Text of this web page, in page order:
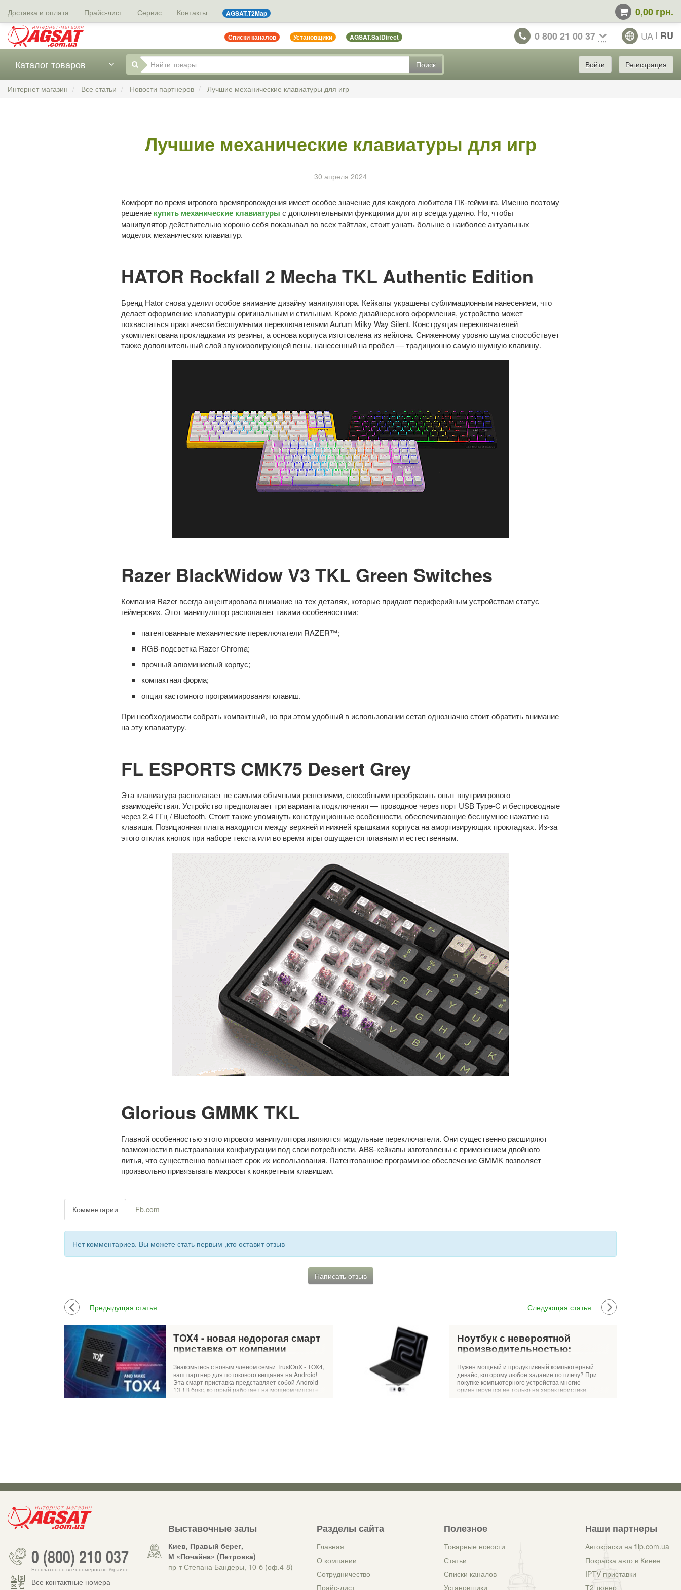
Доставка и оплата Прайс-лист Сервис Контакты AGSAT.T2Map 0,00 грн.
Списки каналов Установщики AGSAT.SatDirect 0 800 21 00 37 UA RU
Поиск
Каталог товаров Войти Регистрация
Интернет магазин Все статьи Новости партнеров Лучшие механические клавиатуры для игр
Лучшие механические клавиатуры для игр
30 апреля 2024
Комфорт во время игрового времяпровождения имеет особое значение для каждого любителя ПК-гейминга. Именно поэтому
решение купить механические клавиатуры с дополнительными функциями для игр всегда удачно. Но, чтобы
манипулятор действительно хорошо себя показывал во всех тайтлах, стоит узнать больше о наиболее актуальных
моделях механических клавиатур.
HATOR Rockfall 2 Mecha TKL Authentic Edition
Бренд Hator снова уделил особое внимание дизайну манипулятора. Кейкапы украшены сублимационным нанесением, что
делает оформление клавиатуры оригинальным и стильным. Кроме дизайнерского оформления, устройство может
похвастаться практически бесшумными переключателями Aurum Milky Way Silent. Конструкция переключателей
укомплектована прокладками из резины, а основа корпуса изготовлена из нейлона. Сниженному уровню шума способствует
также дополнительный слой звукоизолирующей пены, нанесенный на пробел — традиционно самую шумную клавишу.
Razer BlackWidow V3 TKL Green Switches
Компания Razer всегда акцентировала внимание на тех деталях, которые придают периферийным устройствам статус
геймерских. Этот манипулятор располагает такими особенностями:
патентованные механические переключатели RAZER™;
RGB-подсветка Razer Chroma;
прочный алюминиевый корпус;
компактная форма;
опция кастомного программирования клавиш.
При необходимости собрать компактный, но при этом удобный в использовании сетап однозначно стоит обратить внимание
на эту клавиатуру.
FL ESPORTS CMK75 Desert Grey
Эта клавиатура располагает не самыми обычными решениями, способными преобразить опыт внутриигрового
взаимодействия. Устройство предполагает три варианта подключения — проводное через порт USB Type-C и беспроводные
через 2,4 ГГц / Bluetooth. Стоит также упомянуть конструкционные особенности, обеспечивающие бесшумное нажатие на
клавиши. Позиционная плата находится между верхней и нижней крышками корпуса на амортизирующих прокладках. Из-за
этого отклик кнопок при наборе текста или во время игры ощущается плавным и естественным.
Glorious GMMK TKL
Главной особенностью этого игрового манипулятора являются модульные переключатели. Они существенно расширяют
возможности в выстраивании конфигурации под свои потребности. ABS-кейкапы изготовлены с применением двойного
литья, что существенно повышает срок их использования. Патентованное программное обеспечение GMMK позволяет
произвольно привязывать макросы к конкретным клавишам.
Комментарии Fb.com
Нет комментариев. Вы можете стать первым ,кто оставит отзыв
Написать отзыв
Предыдущая статья Следующая статья
TOX4 - новая недорогая смарт
приставка от компании
Знакомьтесь с новым членом семьи TrustOnX - TOX4,
ваш партнер для потокового вещания на Android!
Эта смарт приставка представляет собой Android
13 ТВ бокс, который работает на мощном чипсете
Ноутбук с невероятной
производительностью:
M3
Нужен мощный и продуктивный компьютерный
девайс, которому любое задание по плечу? При
покупке компьютерного устройства многие
ориентируется не только на характеристики
0 (800) 210 037
Бесплатно со всех номеров по Украине
Все контактные номера
Выставочные залы
Киев, Правый берег,
М «Почайна» (Петровка)
пр-т Степана Бандеры, 10-б (оф.4-8)
Разделы сайта
Главная
О компании
Сотрудничество
Прайс-лист
Полезное
Товарные новости
Статьи
Списки каналов
Установщики
Наши партнеры
Автокраски на flip.com.ua
Покраска авто в Киеве
IPTV приставки
Т2 тюнер